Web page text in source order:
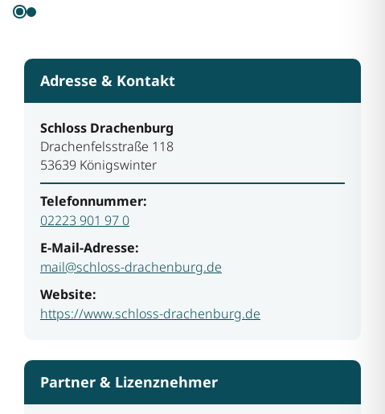
Adresse & Kontakt
Schloss Drachenburg
Drachenfelsstraße 118
53639 Königswinter
Telefonnummer:
02223 901 97 0
E-Mail-Adresse:
mail@schloss-drachenburg.de
Website:
https://www.schloss-drachenburg.de
Partner & Lizenznehmer